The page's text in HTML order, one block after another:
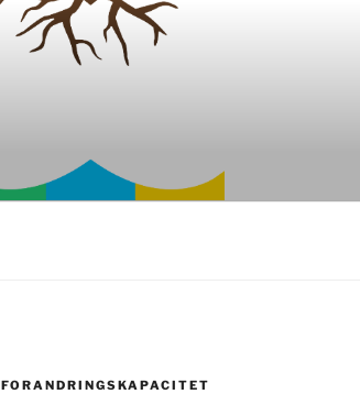
FORANDRINGSKAPACITET